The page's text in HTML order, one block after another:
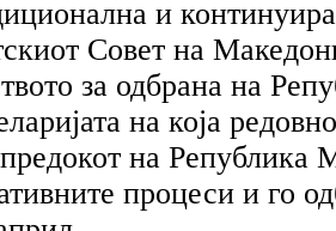
и
Совет на
за одбрана на
на која
на Република
процеси и го